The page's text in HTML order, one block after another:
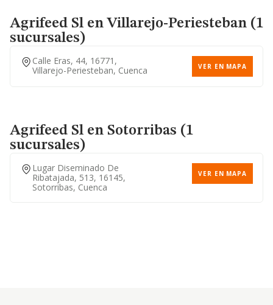
Agrifeed Sl en Villarejo-Periesteban (1
sucursales)
Calle Eras, 44, 16771,
Villarejo-Periesteban, Cuenca
VER EN MAPA
Agrifeed Sl en Sotorribas (1
sucursales)
Lugar Diseminado De
Ribatajada, 513, 16145,
Sotorribas, Cuenca
VER EN MAPA